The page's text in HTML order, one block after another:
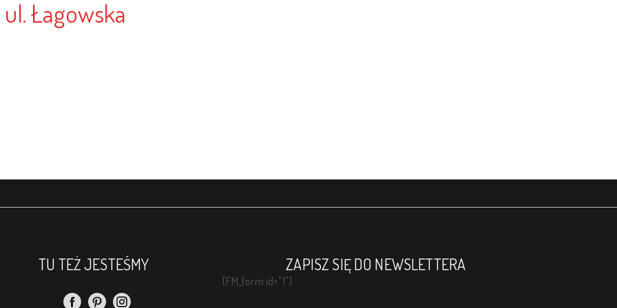
Łagowska
TU TEŻ JESTEŚMY ZAPISZ SIĘ DO NEWSLETTERA
[FM_form id="1"]